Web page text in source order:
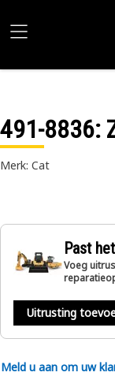
491-8836:
Merk: Cat
Past
Voeg
Uitrusting
Meld u aan om uw